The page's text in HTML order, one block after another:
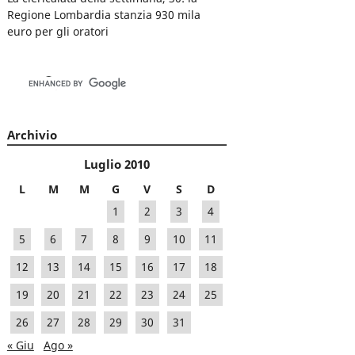
Regione Lombardia stanzia 930 mila
euro per gli oratori
Archivio
Luglio 2010
L M M G V S
D
1
2 3
4
5
6 7 8 9 10
11
12
13 14 15 16 17
18
19
20 21 22 23 24
25
26
27 28 29 30
31
« Giu
Ago »